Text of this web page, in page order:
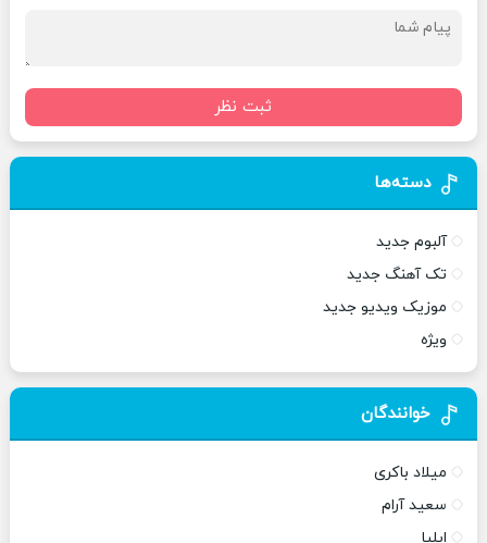
ثبت نظر
دسته‌ها
آلبوم جدید
تک آهنگ جدید
موزیک ویدیو جدید
ویژه
خوانندگان
میلاد باکری
سعید آرام
ایلیا